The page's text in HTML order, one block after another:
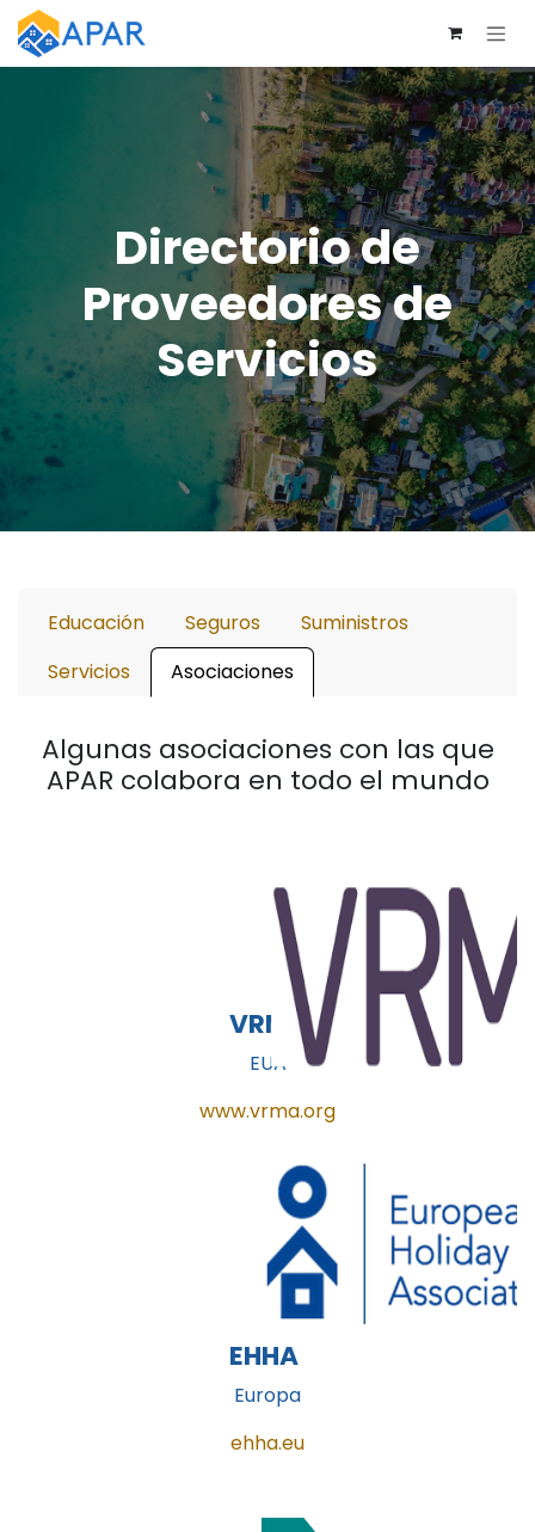
Ir al contenido
Directorio de
Proveedores de
Servicios
Educación Seguros
Suministros
Servicios
Asociaciones
Algunas asociaciones con las que
APAR colabora en todo el mundo
VRMA
EUA
www.vrma.org
EHHA
Europa
ehha.eu